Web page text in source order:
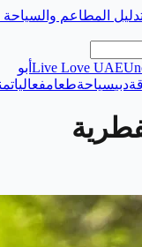
دليل المطاعم
Live Love UAE أبو
دبيسياحةطعامفعاليات